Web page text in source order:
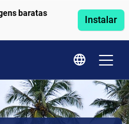
baratas
Instalar